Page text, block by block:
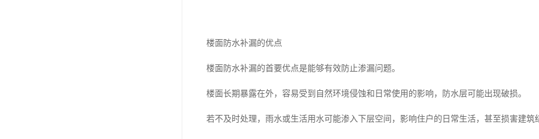
楼面防水补漏的优点
楼面防水补漏的首要优点是能够有效防止渗漏问题。
楼面长期暴露在外，容易受到自然环境侵蚀和日常使用的影响，防水层可能出现破损。
若不及时处理，雨水或生活用水可能渗入下层空间，影响住户的日常生活，甚至损害建筑